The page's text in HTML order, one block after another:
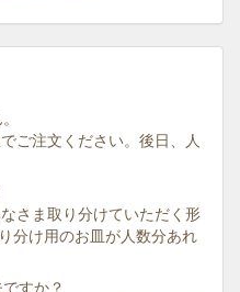
ご注文ください。後日、人
さま取り分けていただく形
分け用のお皿が人数分あれ
すか？